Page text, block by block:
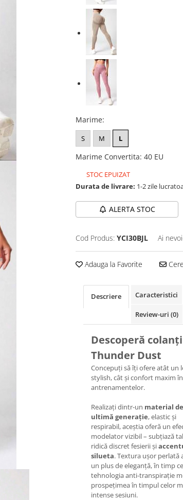
Marime:
S M L
Marime Convertita: 40 EU
STOC EPUIZAT
Durata de livrare: 1-2 zile
ALERTA STOC
Cod Produs: YCI30BJL Ai
Adauga la Favorite
Descriere Caracteristici
Review-uri (0)
Descoperă
Thunder Dust
Concepuți să îți ofere atât un
stylish, cât și confort maxim
antrenamentelor.
Realizați dintr-un material de
ultimă generație, elastic și
respirabil, aceștia oferă un
modelator vizibil – subțiază
ridică discret fesierii și
silueta. Textura ușor perlată
un plus de eleganță, în timp ce
tehnologia anti-transpirație
prospețimea în timpul celor
intense sesiuni.